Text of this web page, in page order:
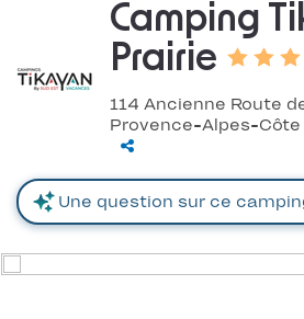
Camping
Prairie
114 Ancienne Route
Provence-Alpes-Côte